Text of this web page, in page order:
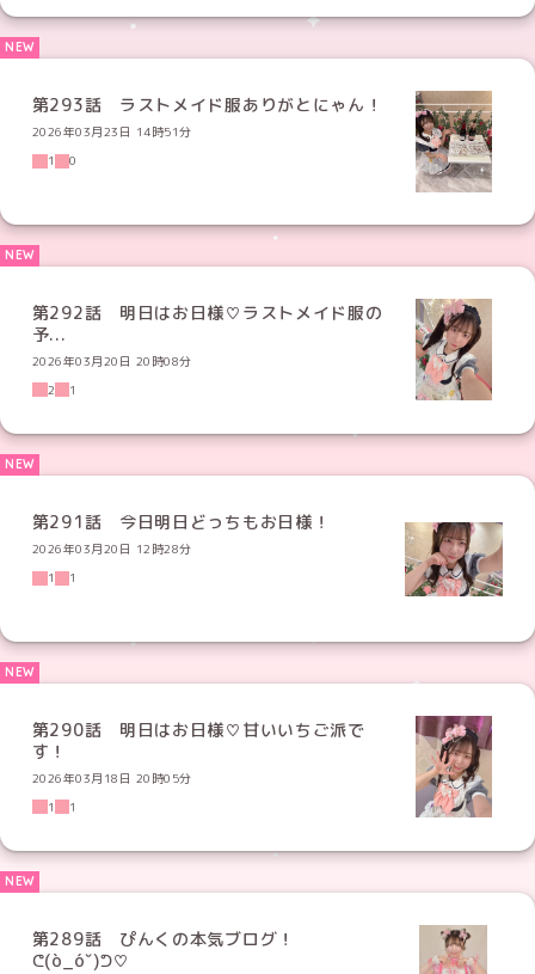
第293話 ラストメイド服ありがとにゃん！
2026年03月23日 14時51分
1
0
第292話 明日はお日様♡ラストメイド服の
予...
2026年03月20日 20時08分
2
1
第291話 今日明日どっちもお日様！
2026年03月20日 12時28分
1
1
第290話 明日はお日様♡甘いいちご派で
す！
2026年03月18日 20時05分
1
1
第289話 ぴんくの本気ブログ！
ᕦ(ò_óˇ)ᕤ♡